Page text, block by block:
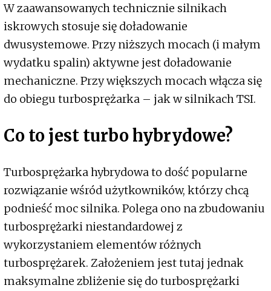
W zaawansowanych technicznie silnikach
iskrowych stosuje się doładowanie
dwusystemowe. Przy niższych mocach (i małym
wydatku spalin) aktywne jest doładowanie
mechaniczne. Przy większych mocach włącza się
do obiegu turbosprężarka – jak w silnikach TSI.
Co to jest turbo hybrydowe?
Turbosprężarka hybrydowa to dość popularne
rozwiązanie wśród użytkowników, którzy chcą
podnieść moc silnika. Polega ono na zbudowaniu
turbosprężarki niestandardowej z
wykorzystaniem elementów różnych
turbosprężarek. Założeniem jest tutaj jednak
maksymalne zbliżenie się do turbosprężarki